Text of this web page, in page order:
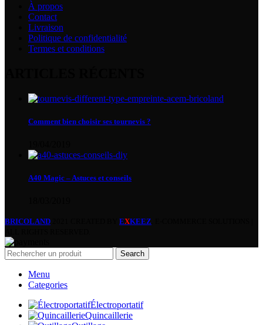
À propos
Contact
Livraison
Politique de confidentialité
Termes et conditions
Comment bien choisir ses tournevis ?
A40 Magic – Astuces et conseils
BRICOLAND EXKEEZ
Search
Menu
Categories
Électroportatif
Quincaillerie